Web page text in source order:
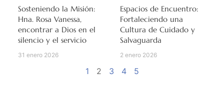
Sosteniendo la Misión:
Hna. Rosa Vanessa,
encontrar a Dios en el
silencio y el servicio
31 enero 2026
Espacios de Encuentro:
Fortaleciendo una
Cultura de Cuidado y
Salvaguarda
2 enero 2026
1 2 3 4 5